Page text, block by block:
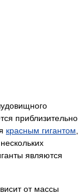
приблизительно
красным гигантом,
являются
от массы